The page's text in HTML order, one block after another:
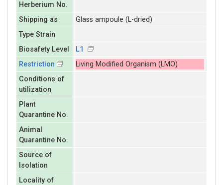
Herberium No.
Shipping as
Glass ampoule (L-dried)
Type Strain
Biosafety Level
L1
Restriction
Living Modified Organism (LMO)
Conditions of
utilization
Plant
Quarantine No.
Animal
Quarantine No.
Source of
Isolation
Locality of